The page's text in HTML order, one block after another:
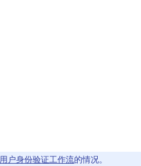
用户身份验证工作流的情况。